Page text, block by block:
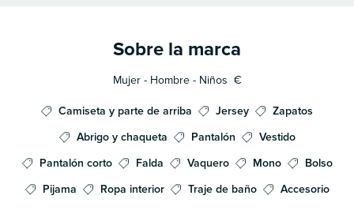
Sobre la marca
Mujer - Hombre - Niños €
Camiseta y parte de arriba Jersey
Zapatos
Abrigo y chaqueta
Pantalón
Vestido
Pantalón corto
Falda Vaquero Mono
Bolso
Pijama
Ropa interior Traje de baño Accesorio